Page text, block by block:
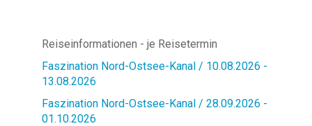
Reiseinformationen - je Reisetermin
Faszination Nord-Ostsee-Kanal / 10.08.2026 -
13.08.2026
Faszination Nord-Ostsee-Kanal / 28.09.2026 -
01.10.2026